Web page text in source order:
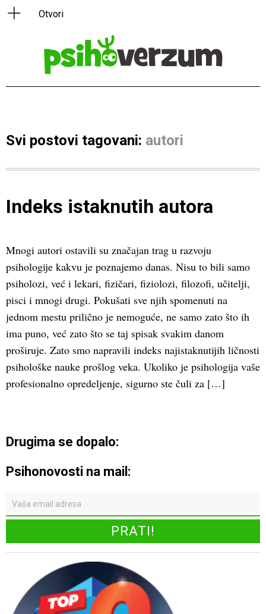
Svi postovi tagovani: autori
Indeks istaknutih autora
Mnogi autori ostavili su značajan trag u razvoju
psihologije kakvu je poznajemo danas. Nisu to bili samo
psiholozi, već i lekari, fizičari, fiziolozi, filozofi, učitelji,
pisci i mnogi drugi. Pokušati sve njih spomenuti na
jednom mestu prilično je nemoguće, ne samo zato što ih
ima puno, već zato što se taj spisak svakim danom
proširuje. Zato smo napravili indeks najistaknutijih ličnosti
psihološke nauke prošlog veka. Ukoliko je psihologija vaše
profesionalno opredeljenje, sigurno ste čuli za […]
Drugima se dopalo:
Psihonovosti na mail: